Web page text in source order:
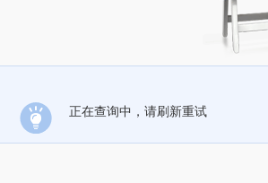
正在查询中，请刷新重试